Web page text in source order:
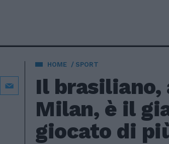
HOME SPORT
Il
Milan, è il
giocato di